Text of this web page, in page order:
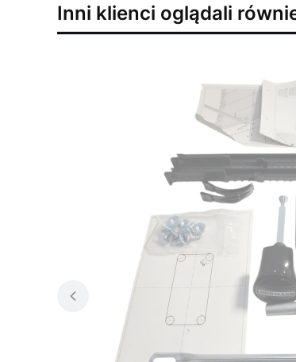
Inni klienci oglądali